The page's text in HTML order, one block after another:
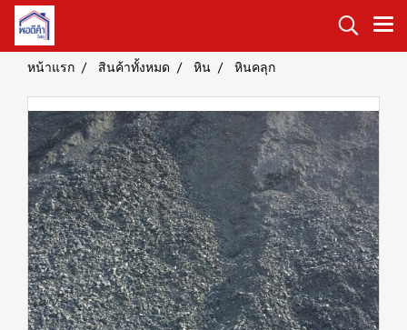
หน้าแรก สินค้าทั้งหมด หิน หินคลุก